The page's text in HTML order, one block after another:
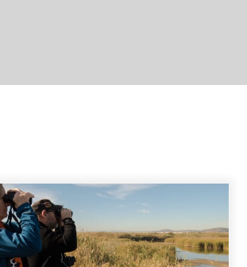
7 років ago
Через рейдерську схему киянин “віджав”
житловий комплекс на 55 мільйонів
7 років ago